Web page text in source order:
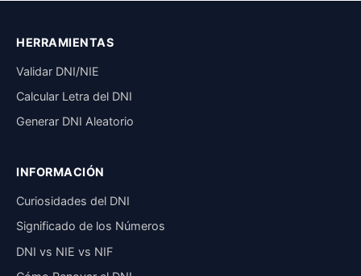
HERRAMIENTAS
Validar DNI/NIE
Calcular Letra del DNI
Generar DNI Aleatorio
INFORMACIÓN
Curiosidades del DNI
Significado de los Números
DNI vs NIE vs NIF